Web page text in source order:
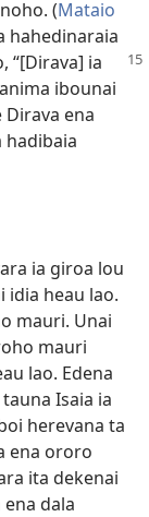
(Mataio
hahedinaraia
“[Dirava] ia
ibounai
Dirava ena
hadibaia
ia giroa lou
idia heau lao.
mauri. Unai
mauri
lao. Edena
Isaia ia
herevana ta
ena ororo
ita dekenai
dala